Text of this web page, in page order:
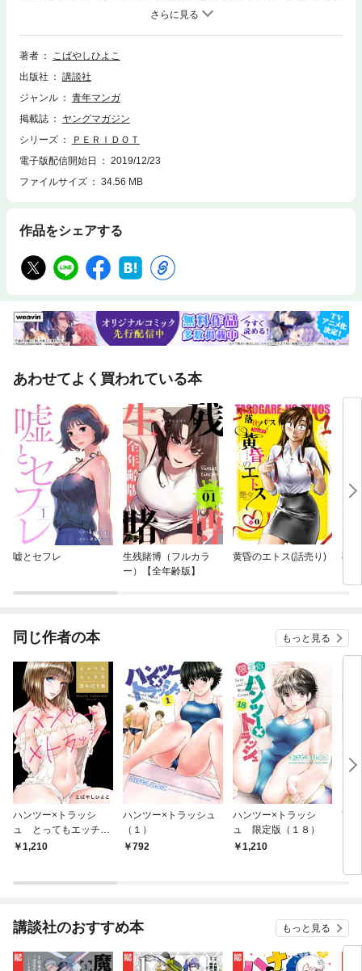
憧れていた。盗撮がばれても、強引に取材を申し込むなど、彼の行動はエ
スカレートするばかり。そして、マヒルの両腕の包帯の秘密を追い始めた
のだが……!?
著者
こばやしひよこ
出版社
講談社
ジャンル
青年マンガ
掲載誌
ヤングマガジン
シリーズ
ＰＥＲＩＤＯＴ
電子版配信開始日
2019/12/23
ファイルサイズ
34.56 MB
作品をシェアする
あわせてよく買われている本
嘘とセフレ
生残賭博（フルカラ
ー）【全年齢版】
黄昏のエトス(話売り) 葬
同じ作者の本 もっと見る
ハンツー×トラッシ
ュ とってもエッチな
読み切り集
1,210
ハンツー×トラッシュ
（１）
792
ハンツー×トラッシ
ュ 限定版（１８）
1,210
南
講談社のおすすめ本 もっと見る